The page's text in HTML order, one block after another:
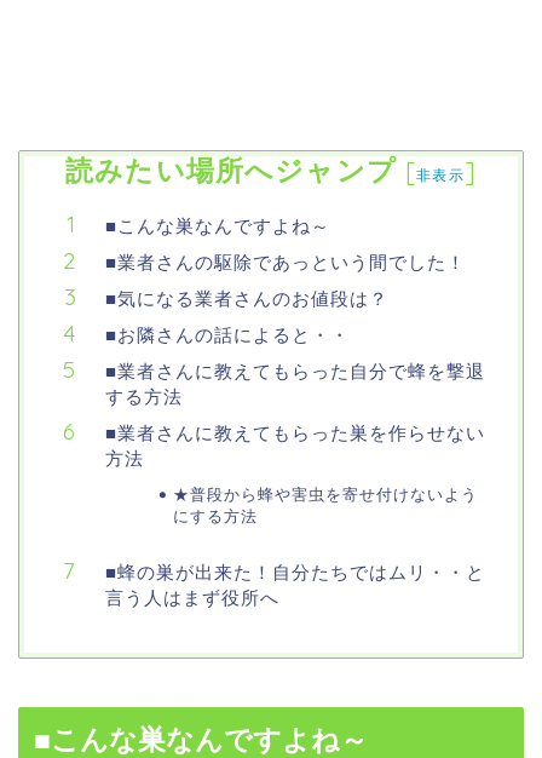
読みたい場所へジャンプ [非表示]
■こんな巣なんですよね～
■業者さんの駆除であっという間でした！
■気になる業者さんのお値段は？
■お隣さんの話によると・・
■業者さんに教えてもらった自分で蜂を撃退
する方法
■業者さんに教えてもらった巣を作らせない
方法
★普段から蜂や害虫を寄せ付けないよう
にする方法
■蜂の巣が出来た！自分たちではムリ・・と
言う人はまず役所へ
■こんな巣なんですよね～